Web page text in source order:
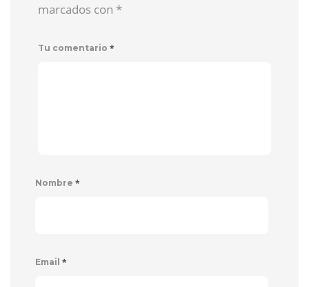
marcados con *
Tu comentario *
Nombre *
Email *